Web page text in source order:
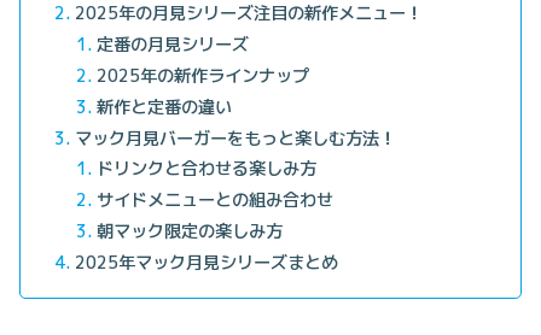
2025年の月見シリーズ注目の新作メニュー！
定番の月見シリーズ
2025年の新作ラインナップ
新作と定番の違い
マック月見バーガーをもっと楽しむ方法！
ドリンクと合わせる楽しみ方
サイドメニューとの組み合わせ
朝マック限定の楽しみ方
2025年マック月見シリーズまとめ